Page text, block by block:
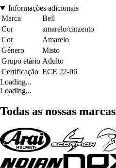
Informações adicionais
Marca
Bell
Cor
amarelo/cinzento
Cor
Amarelo
Género
Misto
Grupo etário Adulto
Certificação ECE 22-06
Loading...
Loading...
Todas as nossas marcas